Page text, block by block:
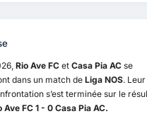
Rio Ave FCet Casa Pia ACse
dans un match deLiga NOS. Leur
s’est terminée sur le
Ave FC 1 - 0 Casa Pia AC.